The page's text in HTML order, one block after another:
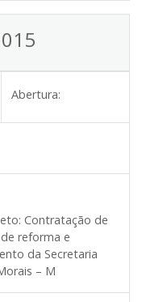
Abertura:
Contratação de
reforma e
da Secretaria
– M